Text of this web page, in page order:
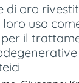
di oro
uso
il